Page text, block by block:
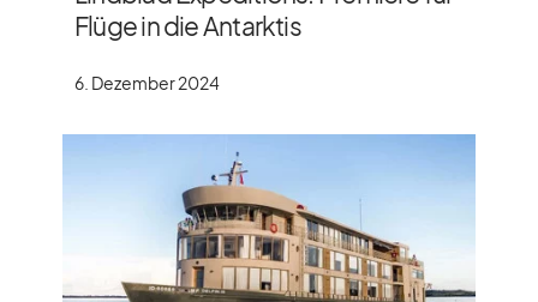
Flüge in die Antarktis
6. Dezember 2024